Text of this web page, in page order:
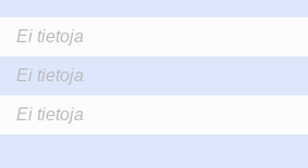
Ei tietoja
Ei tietoja
Ei tietoja